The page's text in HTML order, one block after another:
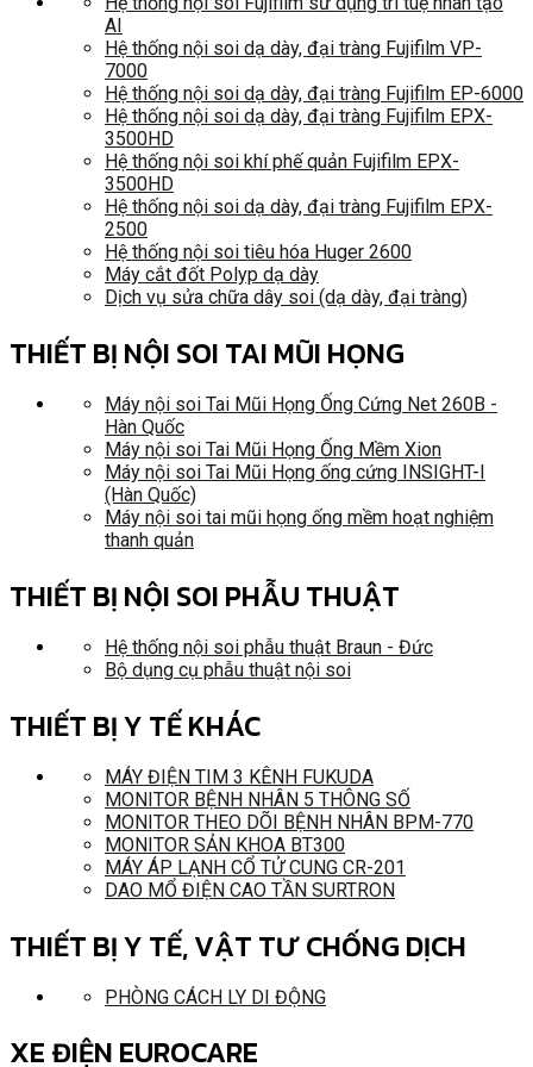
AI
Hệ thống nội soi dạ dày, đại tràng Fujifilm VP-
7000
Hệ thống nội soi dạ dày, đại tràng Fujifilm EP-6000
Hệ thống nội soi dạ dày, đại tràng Fujifilm EPX-
3500HD
Hệ thống nội soi khí phế quản Fujifilm EPX-
3500HD
Hệ thống nội soi dạ dày, đại tràng Fujifilm EPX-
2500
Hệ thống nội soi tiêu hóa Huger 2600
Máy cắt đốt Polyp dạ dày
Dịch vụ sửa chữa dây soi (dạ dày, đại tràng)
THIẾT BỊ NỘI SOI TAI MŨI HỌNG
Máy nội soi Tai Mũi Họng Ống Cứng Net 260B -
Hàn Quốc
Máy nội soi Tai Mũi Họng Ống Mềm Xion
Máy nội soi Tai Mũi Họng ống cứng INSIGHT-I
(Hàn Quốc)
Máy nội soi tai mũi họng ống mềm hoạt nghiệm
thanh quản
THIẾT BỊ NỘI SOI PHẪU THUẬT
Hệ thống nội soi phẫu thuật Braun - Đức
Bộ dụng cụ phẫu thuật nội soi
THIẾT BỊ Y TẾ KHÁC
MÁY ĐIỆN TIM 3 KÊNH FUKUDA
MONITOR BỆNH NHÂN 5 THÔNG SỐ
MONITOR THEO DÕI BỆNH NHÂN BPM-770
MONITOR SẢN KHOA BT300
MÁY ÁP LẠNH CỔ TỬ CUNG CR-201
DAO MỔ ĐIỆN CAO TẦN SURTRON
THIẾT BỊ Y TẾ, VẬT TƯ CHỐNG DỊCH
PHÒNG CÁCH LY DI ĐỘNG
XE ĐIỆN EUROCARE